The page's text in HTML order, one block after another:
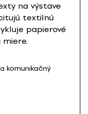
na výstave
textilnú
papierové
komunikačný